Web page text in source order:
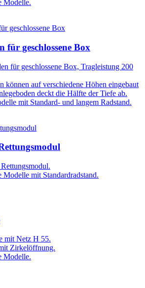
Modelle.
für geschlossene Box
für geschlossene Box, Tragleistung 200
können auf verschiedene Höhen eingebaut
deckt die Hälfte der Tiefe ab.
mit Standard- und langem Radstand.
mit Standardradstand.
mit Netz H 55.
Zirkelöffnung.
Modelle.